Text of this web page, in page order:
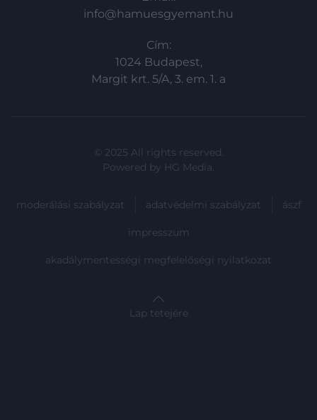
info@hamuesgyemant.hu
Cím:
1024 Budapest,
Margit krt. 5/A, 3. em. 1. a
© 2025 All rights reserved.
Powered by HG Media.
moderálási szabályzat adatvédelmi szabályzat ászf
impresszum
akadálymentességi megfelelőségi nyilatkozat
Lap tetejére